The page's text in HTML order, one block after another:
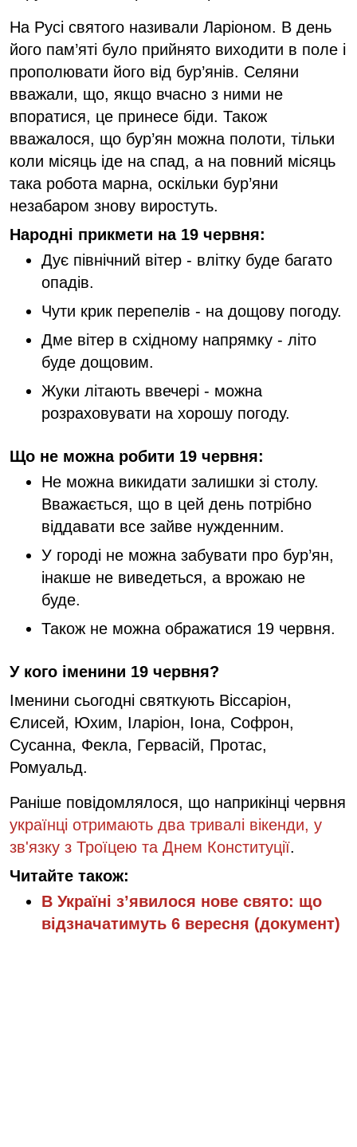
На Русі святого називали Ларіоном. В день
його пам’яті було прийнято виходити в поле і
прополювати його від бур’янів. Селяни
вважали, що, якщо вчасно з ними не
впоратися, це принесе біди. Також
вважалося, що бур’ян можна полоти, тільки
коли місяць іде на спад, а на повний місяць
така робота марна, оскільки бур’яни
незабаром знову виростуть.
Народні прикмети на 19 червня:
Дує північний вітер - влітку буде багато
опадів.
Чути крик перепелів - на дощову погоду.
Дме вітер в східному напрямку - літо
буде дощовим.
Жуки літають ввечері - можна
розраховувати на хорошу погоду.
Що не можна робити 19 червня:
Не можна викидати залишки зі столу.
Вважається, що в цей день потрібно
віддавати все зайве нужденним.
У городі не можна забувати про бур’ян,
інакше не виведеться, а врожаю не
буде.
Також не можна ображатися 19 червня.
У кого іменини 19 червня?
Іменини сьогодні святкують Віссаріон,
Єлисей, Юхим, Іларіон, Іона, Софрон,
Сусанна, Фекла, Гервасій, Протас,
Ромуальд.
Раніше повідомлялося, що наприкінці червня
українці отримають два тривалі вікенди, у
зв'язку з Троїцею та Днем Конституції.
Читайте також:
В Україні з’явилося нове свято: що
відзначатимуть 6 вересня (документ)